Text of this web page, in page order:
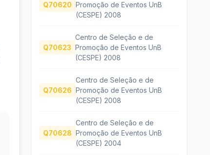
Q70620 Promoção de Eventos UnB
(CESPE) 2008
Q70623
Centro de Seleção e de
Promoção de Eventos UnB
(CESPE) 2008
Q70626
Centro de Seleção e de
Promoção de Eventos UnB
(CESPE) 2008
Q70628
Centro de Seleção e de
Promoção de Eventos UnB
(CESPE) 2004